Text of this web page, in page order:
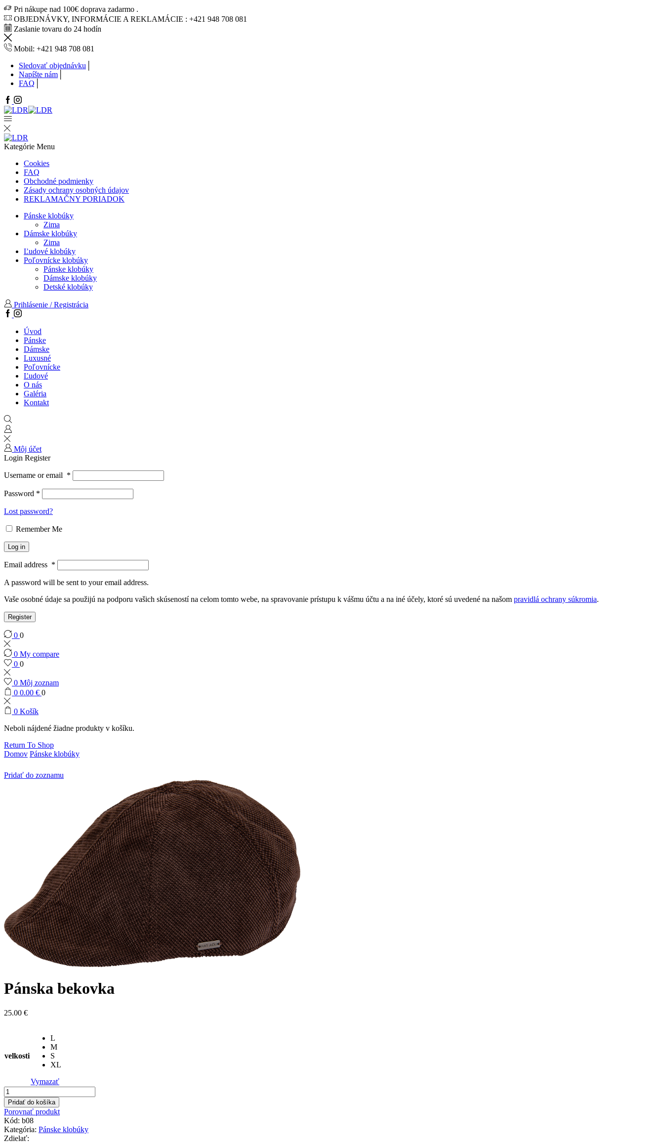
Pri nákupe nad 100€ doprava zadarmo .
OBJEDNÁVKY, INFORMÁCIE A REKLAMÁCIE : +421 948 708 081
Zaslanie tovaru do 24 hodín
Mobil: +421 948 708 081
Sledovať objednávku
Napíšte nám
FAQ
Facebook
Instagram
Kategórie Menu
Cookies
FAQ
Obchodné podmienky
Zásady ochrany osobných údajov
REKLAMAČNY PORIADOK
Pánske klobúky
Zima
Dámske klobúky
Zima
Ľudové klobúky
Poľovnícke klobúky
Pánske klobúky
Dámske klobúky
Detské klobúky
Prihlásenie / Registrácia
Facebook
Instagram
Úvod
Pánske
Dámske
Luxusné
Poľovnícke
Ľudové
O nás
Galéria
Kontakt
Môj účet
Login Register
Username or email *
Password *
Lost password?
Remember Me
Log in
Email address *
A password will be sent to your email address.
Vaše osobné údaje sa použijú na podporu vašich skúseností na celom tomto webe, na spravovanie prístupu k vášmu účtu a na iné účely, ktoré sú uvedené na našom pravidlá ochrany súkromia.
Register
0 0
0 My compare
0 0
0 Môj zoznam
0 0.00 € 0
0 Košík
Neboli nájdené žiadne produkty v košíku.
Return To Shop
Domov Pánske klobúky
Pridať do zoznamu
Pánska bekovka
25.00 €
velkosti
L
M
S
XL
Vymazať
množstvo
Pánska
bekovka
Pridať do košíka
Porovnať produkt
Kód: b08
Kategória: Pánske klobúky
Zdielať: